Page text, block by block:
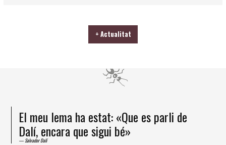
+ Actualitat
El meu lema ha estat: «Que es parli de
Dalí, encara que sigui bé»
Salvador Dalí